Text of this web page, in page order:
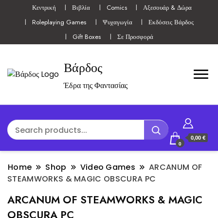
Κεντρική Βιβλία Comics
Αξεσουάρ & Δώρα
Roleplaying Games
Ψυχαγωγία
Εκδόσεις Βάρδος
Gift Boxes
Σε Προσφορά
Βάρδος
Έδρα της Φαντασίας
0
0,00 €
Home Shop Video Games
ARCANUM OF
STEAMWORKS & MAGIC OBSCURA PC
ARCANUM OF STEAMWORKS & MAGIC
OBSCURA PC